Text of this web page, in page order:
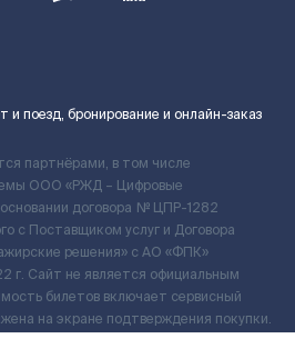
поезд, бронирование и онлайн-заказ
партнёрами, в том числе
ООО «РЖД – Цифровые
договора № ЦПР-1282
с Поставщиком услуг и Договора
решения» c АО «ФПК»
Сайт не является официальным
билетов включает сервисный
на экране подтверждения покупки.